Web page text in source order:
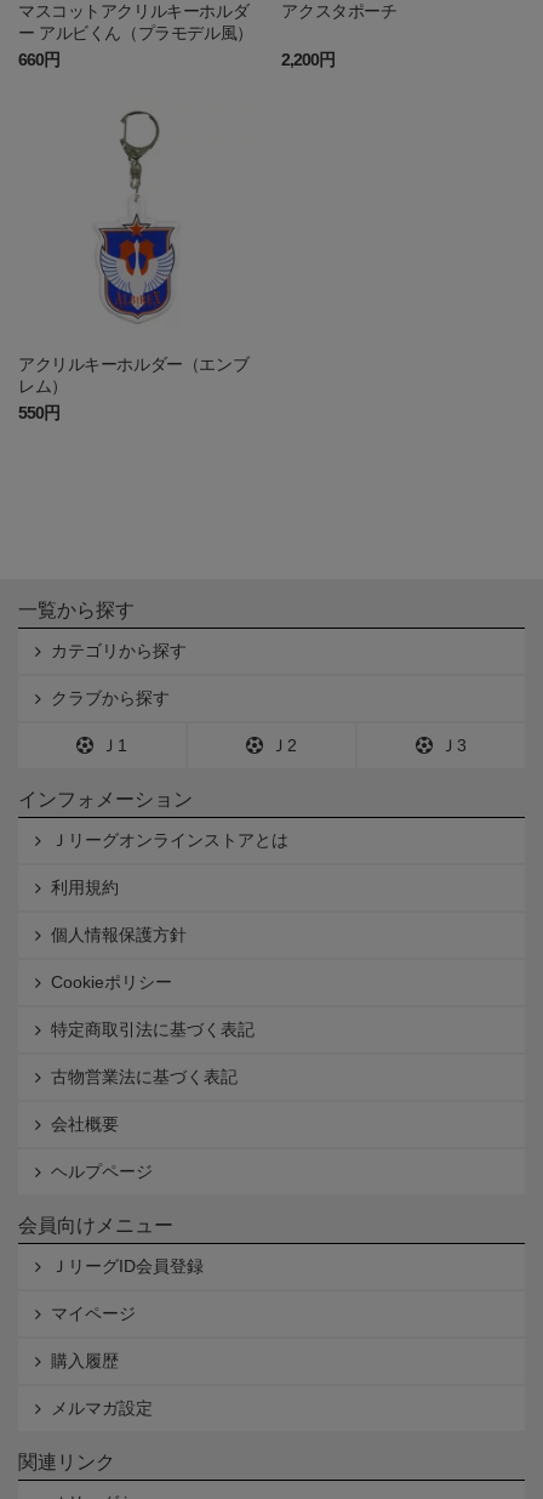
マスコットアクリルキーホルダ
ー アルビくん（プラモデル風）
660円
アクスタポーチ
2,200円
アクリルキーホルダー（エンブ
レム）
550円
一覧から探す
カテゴリから探す
クラブから探す
Ｊ1 Ｊ2 Ｊ3
インフォメーション
Ｊリーグオンラインストアとは
利用規約
個人情報保護方針
Cookieポリシー
特定商取引法に基づく表記
古物営業法に基づく表記
会社概要
ヘルプページ
会員向けメニュー
ＪリーグID会員登録
マイページ
購入履歴
メルマガ設定
関連リンク